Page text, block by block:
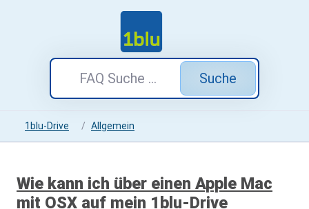
Suche
1blu-Drive Allgemein
Wie kann ich über einen Apple Mac
mit OSX auf mein 1blu-Drive